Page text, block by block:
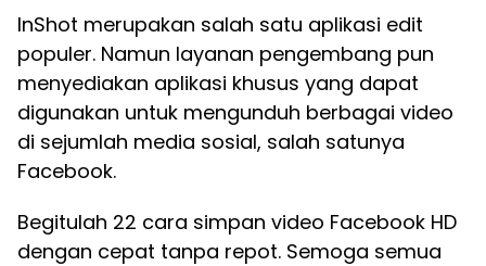
InShot merupakan salah satu aplikasi edit
populer. Namun layanan pengembang pun
menyediakan aplikasi khusus yang dapat
digunakan untuk mengunduh berbagai video
di sejumlah media sosial, salah satunya
Facebook.
Begitulah 22 cara simpan video Facebook HD
dengan cepat tanpa repot. Semoga semua